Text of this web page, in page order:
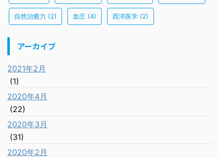
自然治癒力 (2) 血圧 (4) 西洋医学 (2)
アーカイブ
2021年2月
(1)
2020年4月
(22)
2020年3月
(31)
2020年2月